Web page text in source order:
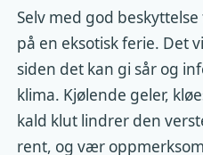
Selv med god
på en eksotisk ferie. Det
siden det kan gi sår og
klima. Kjølende geler,
kald klut lindrer den
rent, og vær